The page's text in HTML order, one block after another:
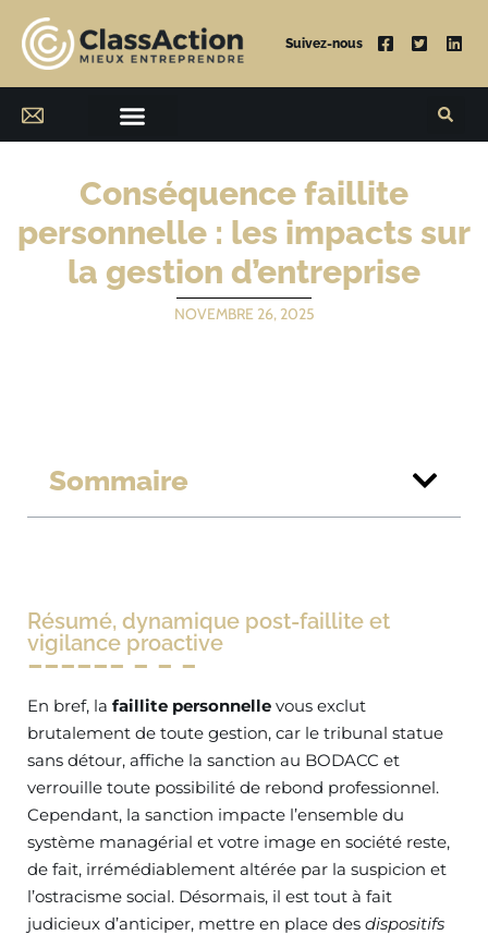
Suivez-nous
Conséquence faillite
personnelle : les impacts sur
la gestion d’entreprise
NOVEMBRE 26, 2025
Sommaire
Résumé, dynamique post-faillite et
vigilance proactive
En bref, la faillite personnelle vous exclut
brutalement de toute gestion, car le tribunal statue
sans détour, affiche la sanction au BODACC et
verrouille toute possibilité de rebond professionnel.
Cependant, la sanction impacte l’ensemble du
système managérial et votre image en société reste,
de fait, irrémédiablement altérée par la suspicion et
l’ostracisme social. Désormais, il est tout à fait
judicieux d’anticiper, mettre en place des dispositifs